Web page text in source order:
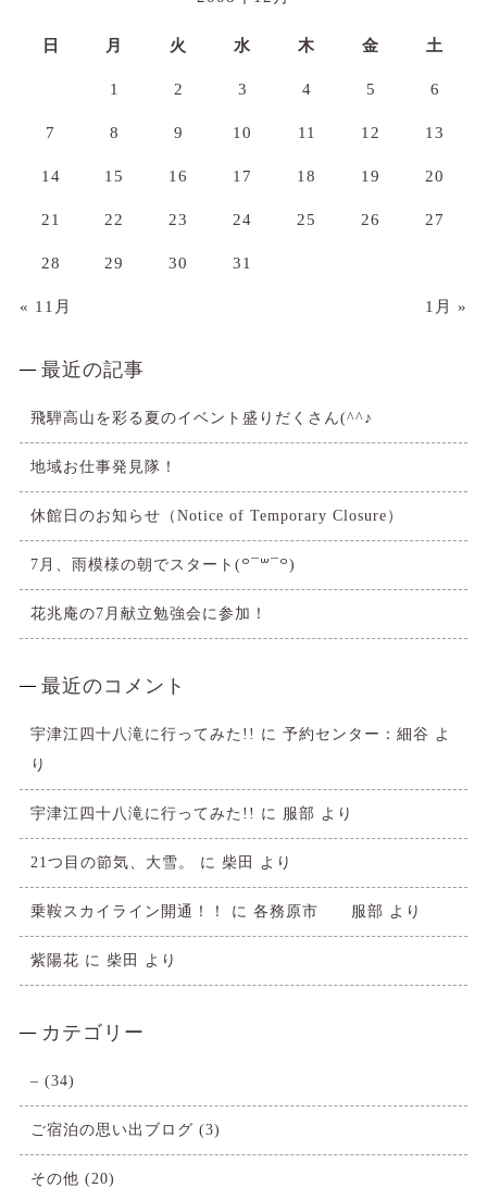
日 月 火 水 木 金 土
1 2 3 4 5 6
7 8 9 10 11 12 13
14 15 16 17 18 19 20
21 22 23 24 25 26 27
28 29 30 31
« 11月 1月 »
最近の記事
飛騨高山を彩る夏のイベント盛りだくさん(^^♪
地域お仕事発見隊！
休館日のお知らせ（Notice of Temporary Closure）
7月、雨模様の朝でスタート(꒪¯꒳​¯꒪)
花兆庵の7月献立勉強会に参加！
最近のコメント
宇津江四十八滝に行ってみた!! に 予約センター：細谷 よ
り
宇津江四十八滝に行ってみた!! に 服部 より
21つ目の節気、大雪。 に 柴田 より
乗鞍スカイライン開通！！ に 各務原市 服部 より
紫陽花 に 柴田 より
カテゴリー
– (34)
ご宿泊の思い出ブログ (3)
その他 (20)